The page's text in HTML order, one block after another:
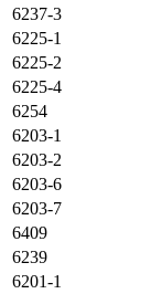
6237-3
6225-1
6225-2
6225-4
6254
6203-1
6203-2
6203-6
6203-7
6409
6239
6201-1